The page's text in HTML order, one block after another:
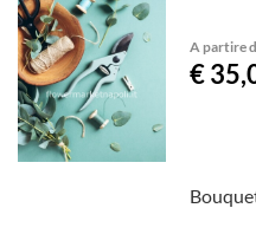
A partire
€